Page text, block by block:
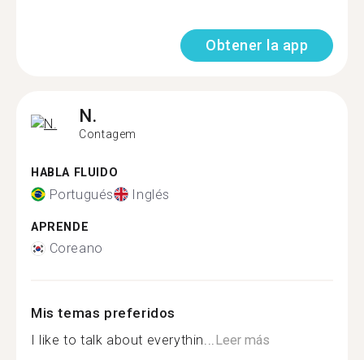
Obtener la app
N.
Contagem
HABLA FLUIDO
Portugués Inglés
APRENDE
Coreano
Mis temas preferidos
I like to talk about everythin...Leer más